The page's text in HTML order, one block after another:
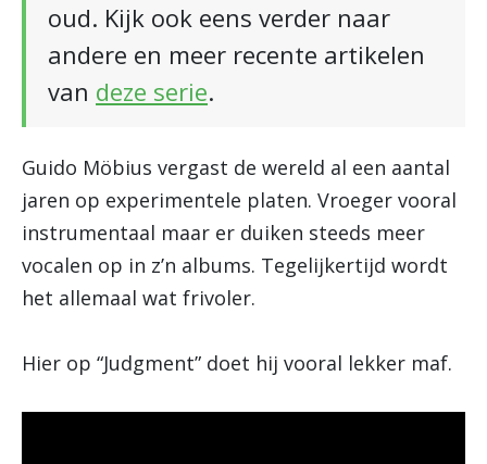
oud. Kijk ook eens verder naar
andere en meer recente artikelen
van deze serie.
Guido Möbius vergast de wereld al een aantal
jaren op experimentele platen. Vroeger vooral
instrumentaal maar er duiken steeds meer
vocalen op in z’n albums. Tegelijkertijd wordt
het allemaal wat frivoler.
Hier op “Judgment” doet hij vooral lekker maf.